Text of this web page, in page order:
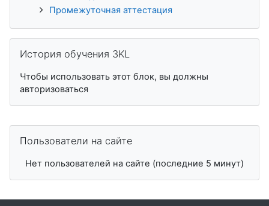
Промежуточная аттестация
История обучения 3KL
Чтобы использовать этот блок, вы должны
авторизоваться
Пользователи на сайте
Нет пользователей на сайте (последние 5 минут)